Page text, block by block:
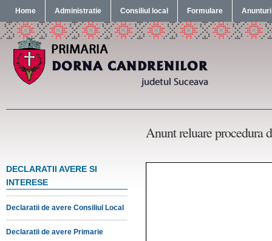
Home Administratie Consiliul local Formulare Anunturi
Anunt reluare procedura
DECLARATII AVERE SI
INTERESE
Declaratii de avere Consiliul Local
Declaratii de avere Primarie